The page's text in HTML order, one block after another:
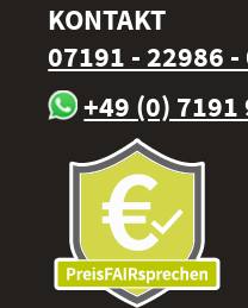
KONTAKT
07191 - 22986 -
+49 (0) 7191